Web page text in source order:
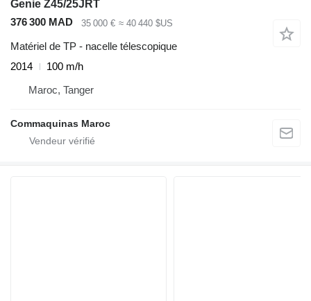
Genie Z45/25JRT
376 300 MAD
35 000 € ≈ 40 440 $US
Matériel de TP - nacelle télescopique
2014
100 m/h
Maroc, Tanger
Commaquinas Maroc